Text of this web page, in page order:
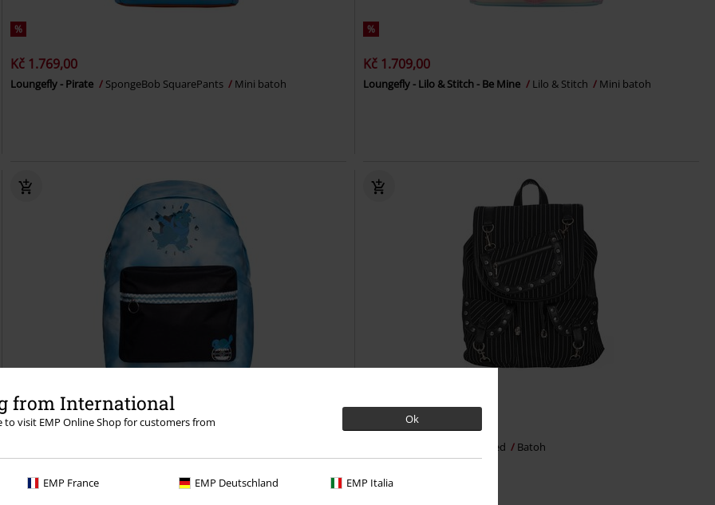
from International
to visit EMP Online Shop for customers from
Ok
EMP France EMP Deutschland EMP Italia
%
Kč 1.769,00
Loungefly - Pirate SpongeBob SquarePants Mini batoh
%
Kč 1.709,00
Loungefly - Lilo & Stitch - Be Mine Lilo & Stitch Mini batoh
Kč 819,00 Kč 1.249,00
Banned Batoh